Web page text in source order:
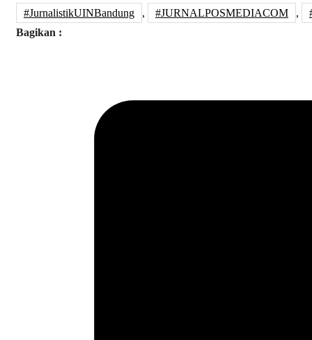
#JurnalistikUINBandung , #JURNALPOSMEDIACOM ,
Bagikan :